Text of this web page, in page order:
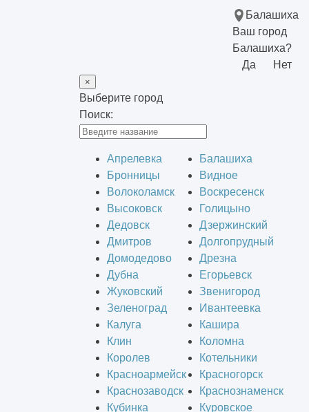
Балашиха
Ваш город
Балашиха?
Да
Нет
×
Выберите город
Поиск:
Апрелевка
Балашиха
Бронницы
Видное
Волоколамск
Воскресенск
Высоковск
Голицыно
Дедовск
Дзержинский
Дмитров
Долгопрудный
Домодедово
Дрезна
Дубна
Егорьевск
Жуковский
Звенигород
Зеленоград
Ивантеевка
Калуга
Кашира
Клин
Коломна
Королев
Котельники
Красноармейск
Красногорск
Краснозаводск
Краснознаменск
Кубинка
Куровское